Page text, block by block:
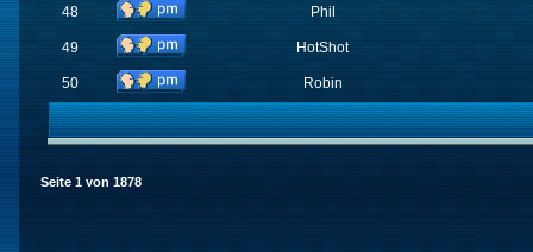
48 Phil
49 HotShot
50 Robin
Seite 1 von 1878